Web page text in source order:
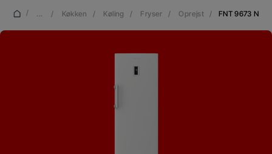
/ ... / Køkken / Køling / Fryser / Oprejst / FNT 9673 N